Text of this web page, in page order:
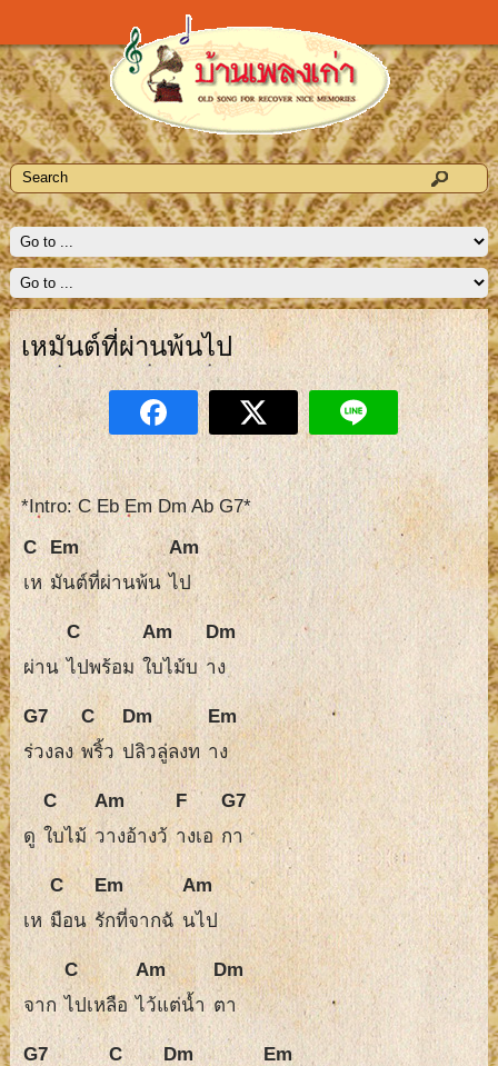
เหมันต์ที่ผ่านพ้นไป
*Intro: C Eb Em Dm Ab G7*
C
Em
Am
เห มันต์ที่ผ่านพ้น ไป
C Am
Dm
ผ่าน ไปพร้อม ใบไม้บ าง
G7 C Dm
Em
ร่วงลง พริ้ว ปลิวลู่ลงท าง
C Am F
G7
ดู ใบไม้ วางอ้างว้ างเอ กา
C Em
Am
เห มือน รักที่จากฉั นไป
C Am
Dm
จาก ไปเหลือ ไว้แต่น้ำ ตา
G7 C Dm
Em